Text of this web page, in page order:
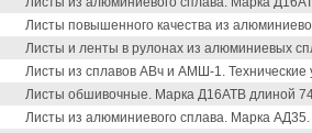
Листы повышенного качества из
Листы и ленты в рулонах из алюминиевых
Листы из сплавов АВч и АМШ-1. Технические
Листы обшивочные. Марка Д16АТВ длиной
Листы из алюминиевого сплава. Марка АД35.